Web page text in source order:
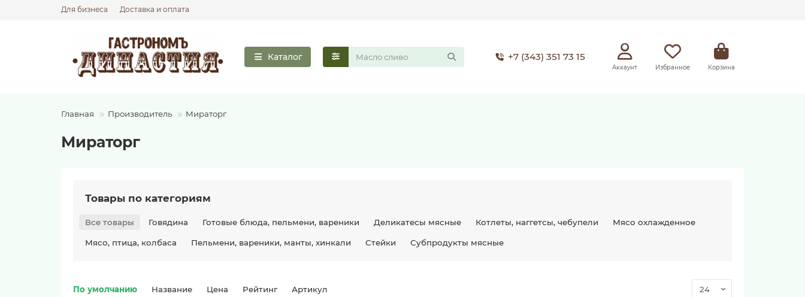
Для бизнеса Доставка и оплата
Каталог +7 (343) 351 73 15
Аккаунт Избранное Корзина
Главная Производитель Мираторг
Мираторг
Товары по категориям
Все товары Говядина Готовые блюда, пельмени, вареники Деликатесы мясные Котлеты, наггетсы, чебупели Мясо охлажденное
Мясо, птица, колбаса Пельмени, вареники, манты, хинкали Стейки Субпродукты мясные
По умолчанию Название Цена Рейтинг Артикул